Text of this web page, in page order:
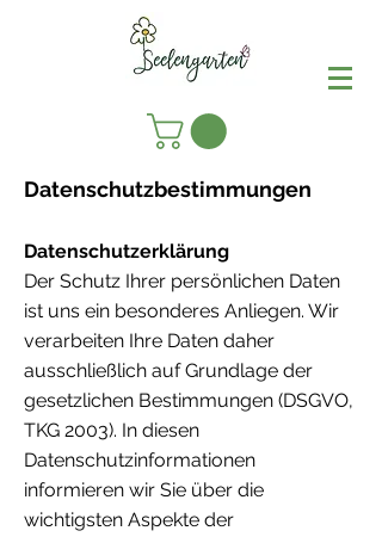
Datenschutzbestimmungen
Datenschutzerklärung
Der Schutz Ihrer persönlichen Daten
ist uns ein besonderes Anliegen. Wir
verarbeiten Ihre Daten daher
ausschließlich auf Grundlage der
gesetzlichen Bestimmungen (DSGVO,
TKG 2003). In diesen
Datenschutzinformationen
informieren wir Sie über die
wichtigsten Aspekte der